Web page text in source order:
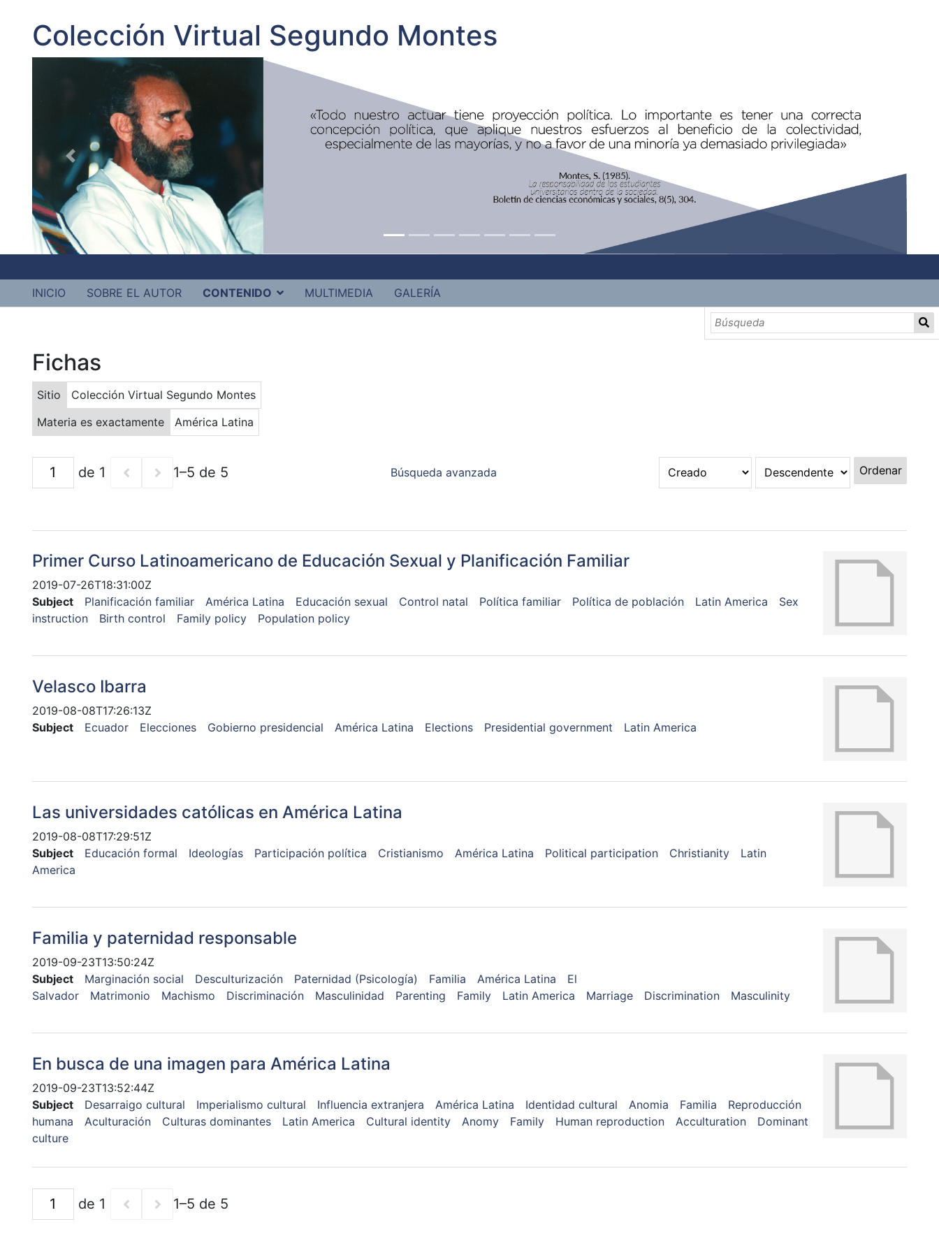
Colección Virtual Segundo Montes
INICIO SOBRE EL AUTOR CONTENIDO MULTIMEDIA GALERÍA
Fichas
Sitio
Colección Virtual Segundo Montes
Materia es exactamente
América Latina
de 1 1–5 de 5 Búsqueda avanzada Ordenar
Primer Curso Latinoamericano de Educación Sexual y Planificación Familiar
2019-07-26T18:31:00Z
Subject
Planificación familiar América Latina Educación sexual Control natal Política familiar Política de población Latin America
Sex
instruction
Birth control Family policy Population policy
Velasco Ibarra
2019-08-08T17:26:13Z
Subject
Ecuador Elecciones Gobierno presidencial América Latina Elections Presidential government Latin America
Las universidades católicas en América Latina
2019-08-08T17:29:51Z
Subject
Educación formal Ideologías Participación política Cristianismo América Latina Political participation Christianity
Latin
America
Familia y paternidad responsable
2019-09-23T13:50:24Z
Subject
Marginación social Desculturización Paternidad (Psicología) Familia América Latina
El
Salvador
Matrimonio Machismo Discriminación Masculinidad Parenting Family Latin America Marriage Discrimination Masculinity
En busca de una imagen para América Latina
2019-09-23T13:52:44Z
Subject
Desarraigo cultural Imperialismo cultural Influencia extranjera América Latina Identidad cultural Anomia Familia
Reproducción
humana
Aculturación Culturas dominantes Latin America Cultural identity Anomy Family Human reproduction Acculturation
Dominant
culture
de 1 1–5 de 5